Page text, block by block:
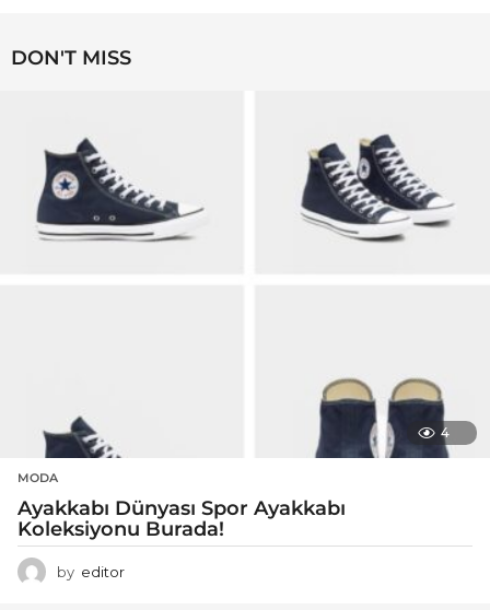
DON'T MISS
4
MODA
Ayakkabı Dünyası Spor Ayakkabı
Koleksiyonu Burada!
by editor